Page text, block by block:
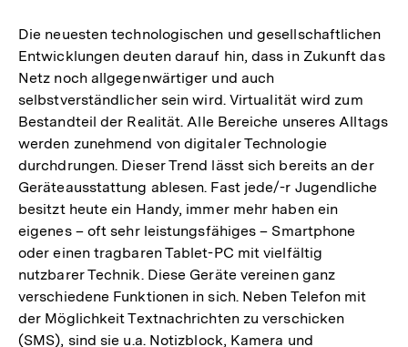
Die neuesten technologischen und gesellschaftlichen
Entwicklungen deuten darauf hin, dass in Zukunft das
Netz noch allgegenwärtiger und auch
selbstverständlicher sein wird. Virtualität wird zum
Bestandteil der Realität. Alle Bereiche unseres Alltags
werden zunehmend von digitaler Technologie
durchdrungen. Dieser Trend lässt sich bereits an der
Geräteausstattung ablesen. Fast jede/-r Jugendliche
besitzt heute ein Handy, immer mehr haben ein
eigenes – oft sehr leistungsfähiges – Smartphone
oder einen tragbaren Tablet-PC mit vielfältig
nutzbarer Technik. Diese Geräte vereinen ganz
verschiedene Funktionen in sich. Neben Telefon mit
der Möglichkeit Textnachrichten zu verschicken
(SMS), sind sie u.a. Notizblock, Kamera und